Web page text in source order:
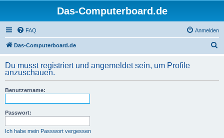
Das-Computerboard.de
FAQ Anmelden
Das-Computerboard.de
h
Du musst registriert und angemeldet sein, um Profile
anzuschauen.
Benutzername:
Passwort:
Ich habe mein Passwort vergessen